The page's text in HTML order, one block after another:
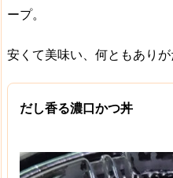
ープ。
安くて美味い、何ともありが
だし香る濃口かつ丼